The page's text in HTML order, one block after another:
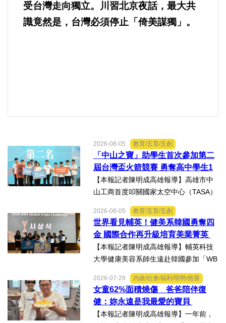
受台灣走向獨立。川習北京夜話，最大共
識竟然是，台灣必須停止「倚美謀獨」。
2026-08-05 教育/五育/五創
「中山之寶」助學生首次參加第二
屆台灣盃火箭競賽 勇奪高中學生1
K組亞軍
【本報記者陳明成高雄報導】高雄市中
山工商首度叩關國家太空中心（TASA）
一路過關斬將，順利完成火箭發射，並
將全箭完整回收，勇奪高中學生1K組亞
軍，表現亮眼。陳國清...
2026-08-05 教育/五育/五創
世界看見輔英！健美系韓國勇奪四
金 國際合作再升級培育美業菁英
【本報記者陳明成高雄報導】輔英科技
大學健康美容系師生遠赴韓國參加「WB
賽」及「2026WBAGlobalTripleChallen
ge全球美學現場賽」，展現紮實專業實
力，師生聯手勇奪四金、...
2026-07-29 內政/社會/福利/弱勢/慈善
女童62%面積燒傷 爸爸陪伴復
健：妳永遠是我最愛的寶貝
【本報記者陳明成高雄報導】一年前，